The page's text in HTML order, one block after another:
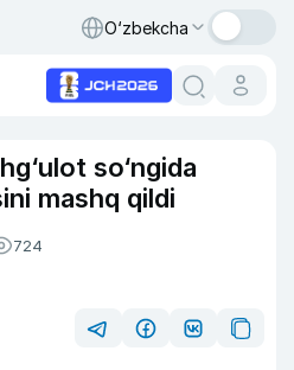
O‘zbekcha
so‘ngida
mashq qildi
724